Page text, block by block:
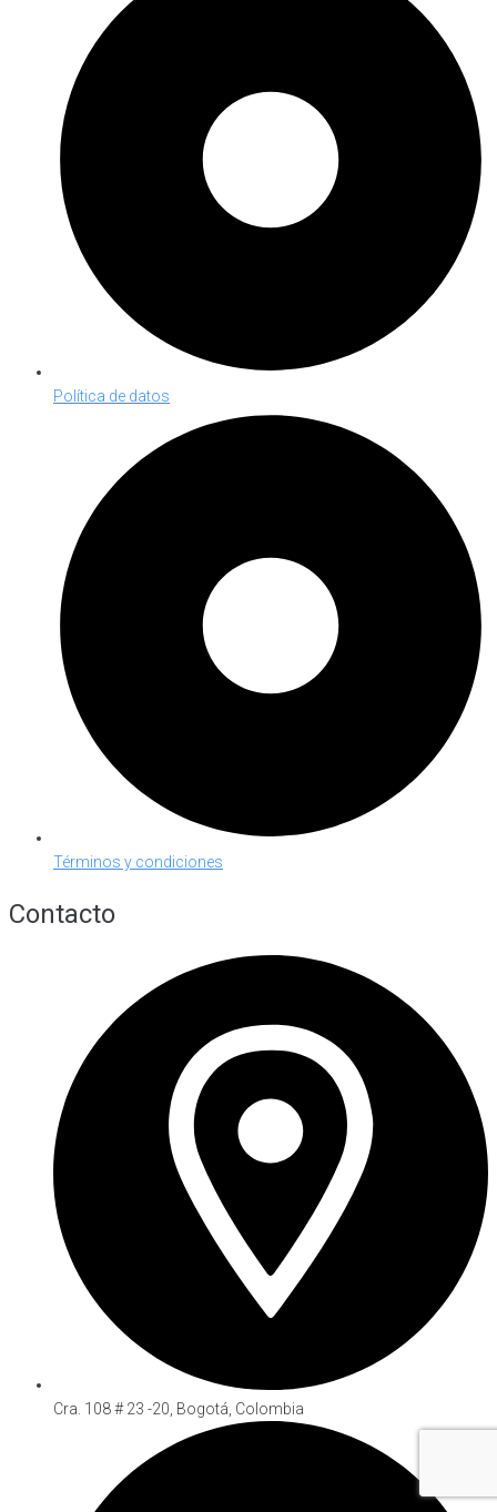
Política de datos
Términos y condiciones
Contacto
Cra. 108 # 23 -20, Bogotá, Colombia